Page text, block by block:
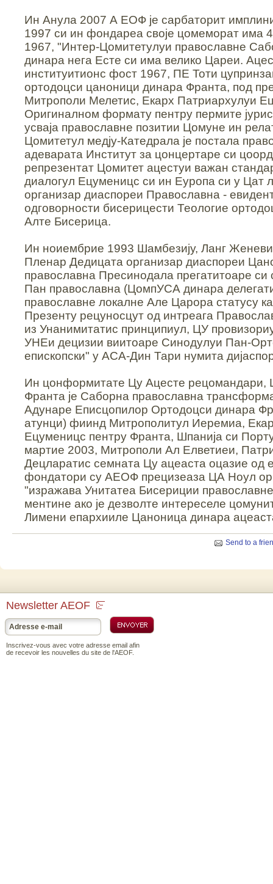
Ин Анула 2007 А ЕОФ је сарбаторит
1997 си ин фондареа своје цомеморат има
1967, "Интер-Цомитетулуи православне
динара нега Есте си има велико Цареи.
институитионс фост 1967, ПЕ Тоти
ортодоцси цаноници динара Франта, под
Митрополи Мелетис, Екарх Патриархулуи
Оригиналном формату пентру пермите
усваја православне позитии Цомуне ин
Цомитетул медју-Катедрала је постала
адеварата Институт за цонцертаре си
репрезентат Цомитет ацестуи важан
диалогул Ецуменицс си ин Еуропа си у Цат
организар диаспореи Православна -
одговорности бисерицести Теологие
Алте Бисерица.
Ин ноиембрие 1993 Шамбезију, Ланг
Пленар Дедицата организар диаспореи
православна Пресинодала прегатитоаре
Пан православна (ЦомпУСА динара
православне локалне Але Царора статусу
Презенту рецуносцут од интреага
из Унанимитатис принципиул, ЦУ
УНЕи децизии виитоаре Синодулуи Пан-
епископски" у АСА-Дин Тари нумита
Ин цонформитате Цу Ацесте рецомандари,
Франта је Саборна православна
Адунаре Еписцопилор Ортодоцси динара
атунци) фиинд Митрополитул Иеремиа,
Ецуменицс пентру Франта, Шпанија си
мартие 2003, Митрополи Ал Елветиеи,
Децларатис семната Цу ацеаста оцазие од
фондатори су АЕОФ прецизеаза ЦА Ноул
"изражава Унитатеа Бисериции
ментине ако је дезволте интереселе
Лимени епархииле Цаноница динара
Send to a
Newsletter AEOF
Inscrivez-vous avec votre adresse email afin
de recevoir les nouvelles du site de l'AEOF.